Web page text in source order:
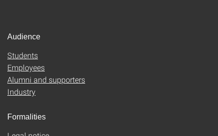
Audience
Students
Employees
Alumni and supporters
Industry
Formalities